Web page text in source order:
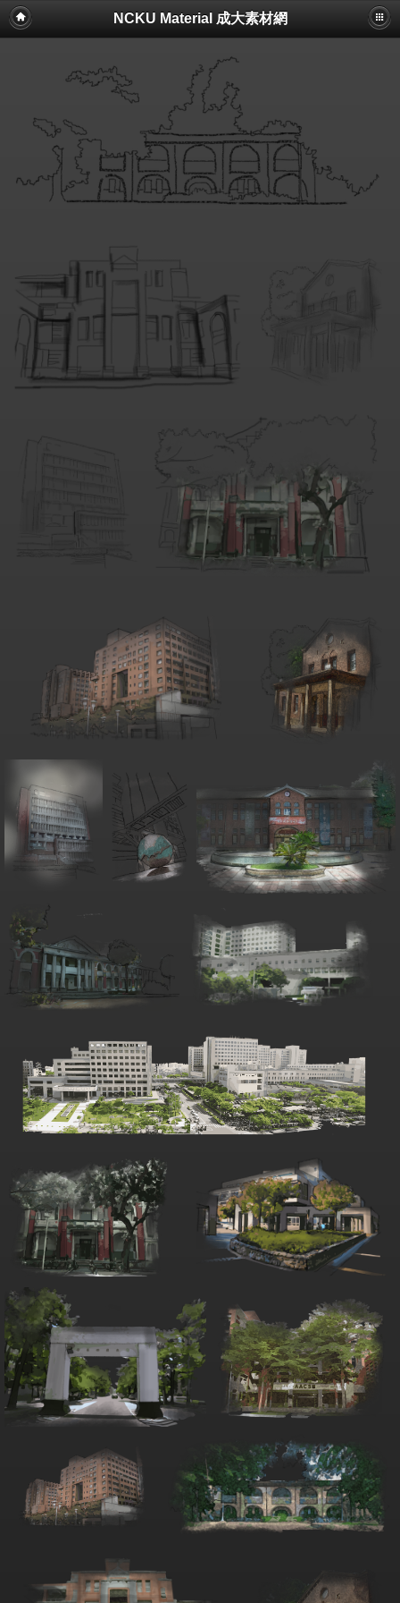
NCKU Material 成大素材網